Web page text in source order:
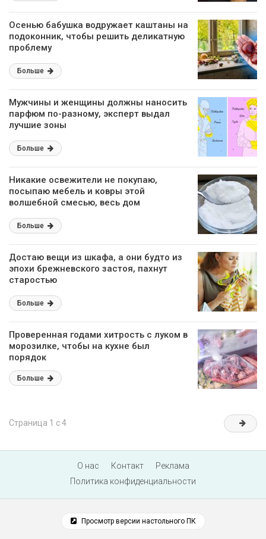
Осенью бабушка водружает каштаны на
подоконник, чтобы решить деликатную
проблему
Больше
Мужчины и женщины должны наносить
парфюм по-разному, эксперт выдал
лучшие зоны
Больше
Никакие освежители не покупаю,
посыпаю мебель и ковры этой
волшебной смесью, весь дом
Больше
Достаю вещи из шкафа, а они будто из
эпохи брежневского застоя, пахнут
старостью
Больше
Проверенная годами хитрость с луком в
морозилке, чтобы на кухне был
порядок
Больше
Страница 1 с 4
О нас Контакт
Реклама
Политика конфиденциальности
Просмотр версии настольного ПК